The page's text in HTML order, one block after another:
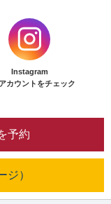
Instagram
カウントをチェック
予約
ジ）